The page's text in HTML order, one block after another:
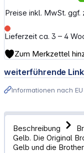
Preise inkl. MwSt.
Lieferzeit ca. 3 – 4
Zum Merkzettel
weiterführende
Informationen nach
Beschreibung
Gelb. Die Original
Gelb und die